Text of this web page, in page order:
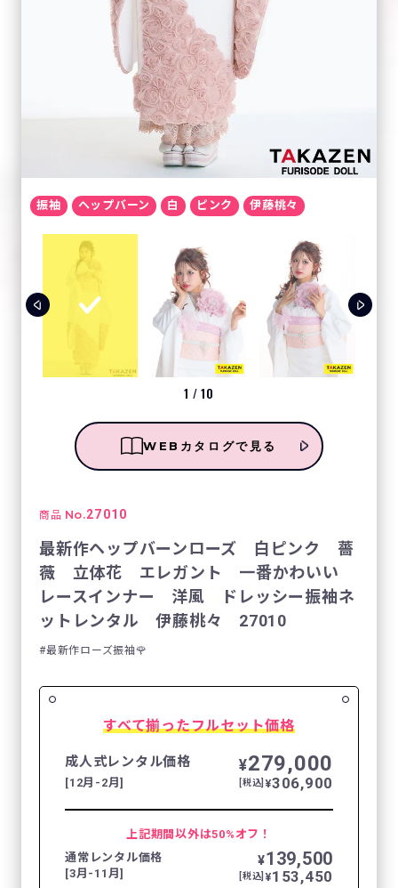
振袖 ヘップバーン 白 ピンク 伊藤桃々
1 /10
WEBカタログで見る
商品 No.27010
最新作ヘップバーンローズ 白ピンク 薔
薇 立体花 エレガント 一番かわいい
レースインナー 洋風 ドレッシー振袖ネ
ットレンタル 伊藤桃々 27010
最新作ローズ振袖🌹
すべて揃ったフルセット価格
成人式レンタル価格
[12月-2月]
¥279,000
[税込] ¥306,900
上記期間以外は50%オフ！
通常レンタル価格
[3月-11月]
¥139,500
[税込] ¥153,450